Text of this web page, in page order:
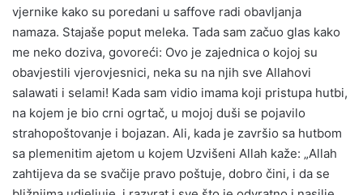
vjernike kako su poredani u saffove radi obavljanja
namaza. Stajaše poput meleka. Tada sam začuo glas kako
me neko doziva, govoreći: Ovo je zajednica o kojoj su
obavjestili vjerovjesnici, neka su na njih sve Allahovi
salawati i selami! Kada sam vidio imama koji pristupa hutbi,
na kojem je bio crni ogrtač, u mojoj duši se pojavilo
strahopoštovanje i bojazan. Ali, kada je završio sa hutbom
sa plemenitim ajetom u kojem Uzvišeni Allah kaže: „Allah
zahtijeva da se svačije pravo poštuje, dobro čini, i da se